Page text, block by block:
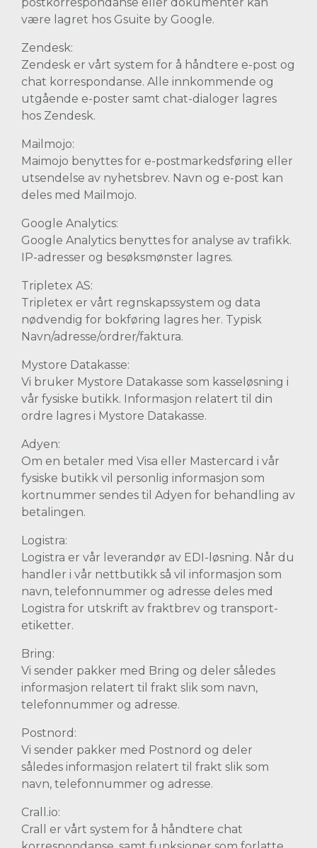
være lagret hos Gsuite by Google.
Zendesk:
Zendesk er vårt system for å håndtere e-post og
chat korrespondanse. Alle innkommende og
utgående e-poster samt chat-dialoger lagres
hos Zendesk.
Mailmojo:
Maimojo benyttes for e-postmarkedsføring eller
utsendelse av nyhetsbrev. Navn og e-post kan
deles med Mailmojo.
Google Analytics:
Google Analytics benyttes for analyse av trafikk.
IP-adresser og besøksmønster lagres.
Tripletex AS:
Tripletex er vårt regnskapssystem og data
nødvendig for bokføring lagres her. Typisk
Navn/adresse/ordrer/faktura.
Mystore Datakasse:
Vi bruker Mystore Datakasse som kasseløsning i
vår fysiske butikk. Informasjon relatert til din
ordre lagres i Mystore Datakasse.
Adyen:
Om en betaler med Visa eller Mastercard i vår
fysiske butikk vil personlig informasjon som
kortnummer sendes til Adyen for behandling av
betalingen.
Logistra:
Logistra er vår leverandør av EDI-løsning. Når du
handler i vår nettbutikk så vil informasjon som
navn, telefonnummer og adresse deles med
Logistra for utskrift av fraktbrev og transport-
etiketter.
Bring:
Vi sender pakker med Bring og deler således
informasjon relatert til frakt slik som navn,
telefonnummer og adresse.
Postnord:
Vi sender pakker med Postnord og deler
således informasjon relatert til frakt slik som
navn, telefonnummer og adresse.
Crall.io:
Crall er vårt system for å håndtere chat